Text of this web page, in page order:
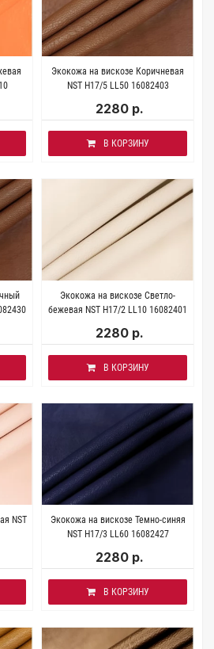
Экокожа на вискозе Коричневая
NST H17/5 LL50 16082403
2280 р.
В КОРЗИНУ
Экокожа на вискозе Светло-
бежевая NST H17/2 LL10 16082401
2280 р.
В КОРЗИНУ
NST
Экокожа на вискозе Темно-синяя
NST H17/3 LL60 16082427
2280 р.
В КОРЗИНУ